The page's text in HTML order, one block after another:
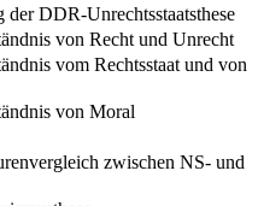
DDR-Unrechtsstaatsthese
von Recht und Unrecht
vom Rechtsstaat und von
von Moral
zwischen NS- und